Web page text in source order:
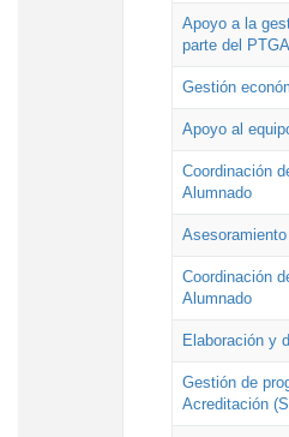
Apoyo a la
parte del
Gestión
Apoyo al
Coordinación
Alumnado
Coordinación
Alumnado
Elaboración y
Gestión de
Acreditación